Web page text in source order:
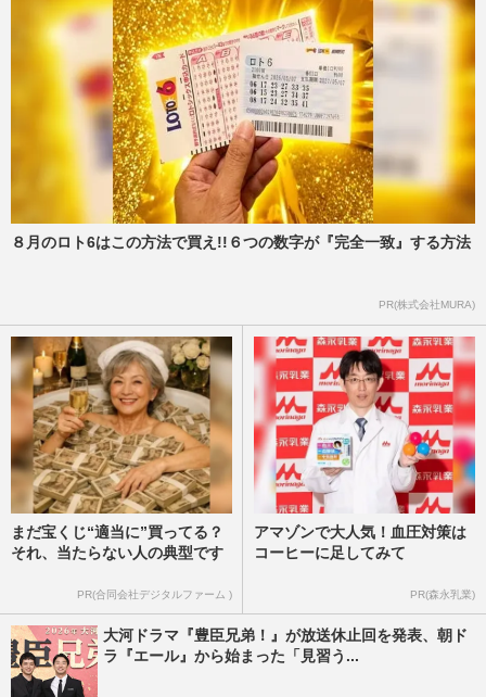
８月のロト6はこの方法で買え!!６つの数字が『完全一致』する方法
PR(株式会社MURA)
まだ宝くじ“適当に”買ってる？
それ、当たらない人の典型です
PR(合同会社デジタルファーム )
アマゾンで大人気！血圧対策は
コーヒーに足してみて
PR(森永乳業)
大河ドラマ『豊臣兄弟！』が放送休止回を発表、朝ド
ラ『エール』から始まった「見習う...